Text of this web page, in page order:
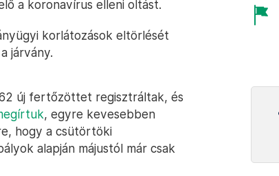
a koronavírus elleni oltást.
korlátozások eltörlését
járvány.
új fertőzöttet regisztráltak, és
, egyre kevesebben
hogy a csütörtöki
alapján májustól már csak